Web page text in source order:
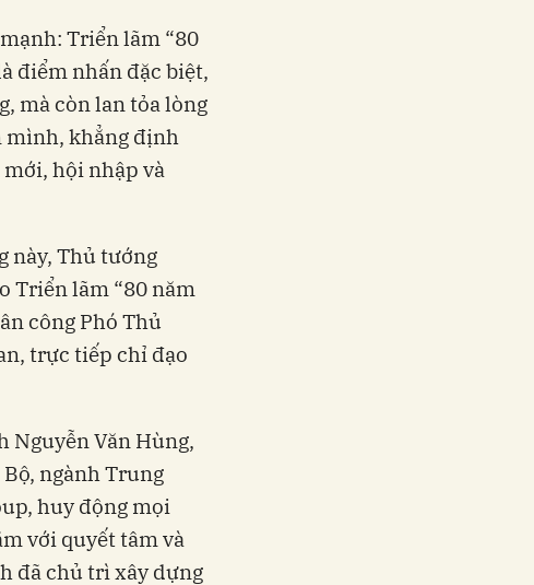
Triển lãm “80
điểm nhấn đặc biệt,
mà còn lan tỏa lòng
mình, khẳng định
hội nhập và
này, Thủ tướng
Triển lãm “80 năm
công Phó Thủ
trực tiếp chỉ đạo
Nguyễn Văn Hùng,
ngành Trung
huy động mọi
với quyết tâm và
đã chủ trì xây dựng